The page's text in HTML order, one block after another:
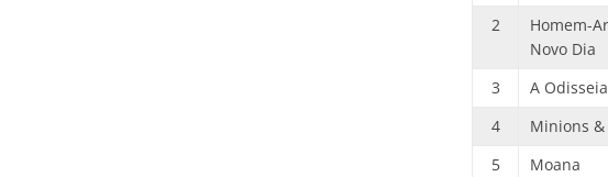
2
Homem-
Novo Dia
3 A Odisseia
4
Minions
5
Moana